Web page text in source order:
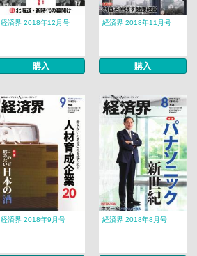
経済界 2018年12月号
購入
経済界 2018年11月号
購入
経済界 2018年9月号 経済界 2018年8月号